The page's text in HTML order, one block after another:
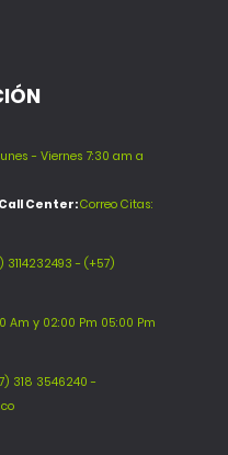
- Viernes 7:30 am a
Center:Correo Citas:
- (+57)
Am y 02:00 Pm 05:00 Pm
318 3546240 -